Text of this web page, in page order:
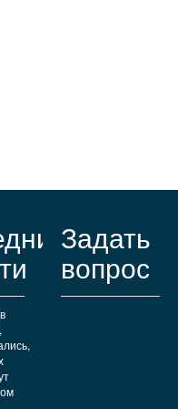
Задать
вопрос